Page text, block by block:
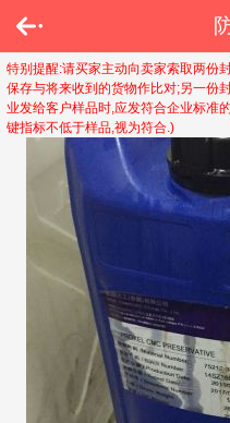
特别提醒:请买家主动向卖家索取两份
保存与将来收到的货物作比对;另一份
业发给客户样品时,应发符合企业标准
键指标不低于样品,视为符合.)